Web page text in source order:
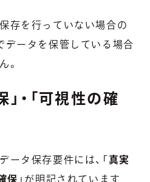
存を行っていない場合の
データを保管している場合
。
」・「可視性の確
ータ保存要件には、「 真実
保 」が明記されています